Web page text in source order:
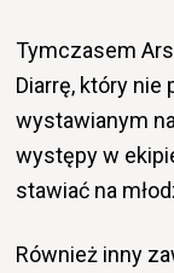
Tymczasem
Diarrę, który
wystawianym
występy w
stawiać na
Również inny